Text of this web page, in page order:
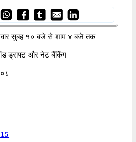
सुबह १० बजे से शाम ४ बजे तक
ड्राफ्ट और नेट बैंकिंग